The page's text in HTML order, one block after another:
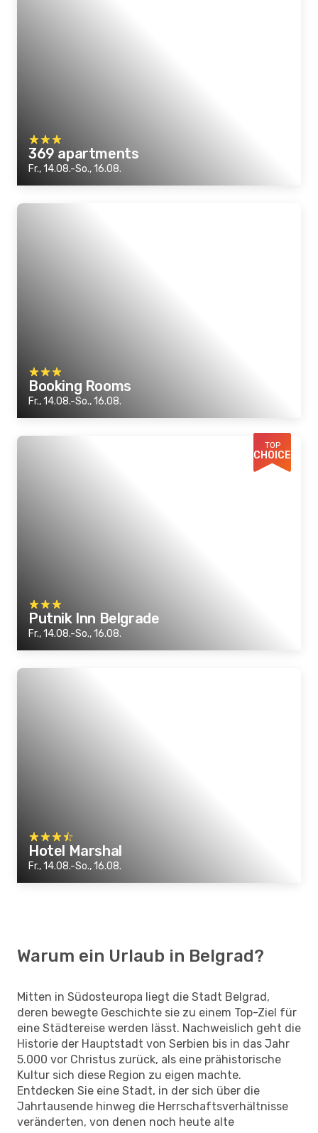
369 apartments
Fr., 14.08.-So., 16.08.
Booking Rooms
Fr., 14.08.-So., 16.08.
TOP
CHOICE
Putnik Inn Belgrade
Fr., 14.08.-So., 16.08.
Hotel Marshal
Fr., 14.08.-So., 16.08.
Warum ein Urlaub in Belgrad?
Mitten in Südosteuropa liegt die Stadt Belgrad,
deren bewegte Geschichte sie zu einem Top-Ziel für
eine Städtereise werden lässt. Nachweislich geht die
Historie der Hauptstadt von Serbien bis in das Jahr
5.000 vor Christus zurück, als eine prähistorische
Kultur sich diese Region zu eigen machte.
Entdecken Sie eine Stadt, in der sich über die
Jahrtausende hinweg die Herrschaftsverhältnisse
veränderten, von denen noch heute alte